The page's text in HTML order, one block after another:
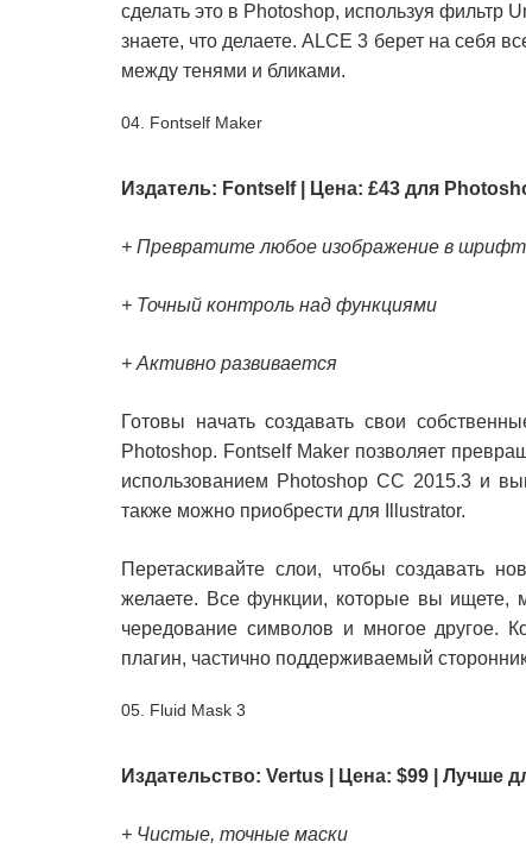
сделать это в Photoshop, используя фильтр
знаете, что делаете. ALCE 3 берет на себя
между тенями и бликами.
04. Fontself Maker
Издатель: Fontself | Цена: £43 для
+ Превратите любое изображение в шрифт
+ Точный контроль над функциями
+ Активно развивается
Готовы начать создавать свои
Photoshop. Fontself Maker позволяет
использованием Photoshop CC 2015.3 и
также можно приобрести для Illustrator.
Перетаскивайте слои, чтобы создавать
желаете. Все функции, которые вы ищете,
чередование символов и многое другое.
плагин, частично поддерживаемый
05. Fluid Mask 3
Издательство: Vertus | Цена: $99 | Лучше
+ Чистые, точные маски